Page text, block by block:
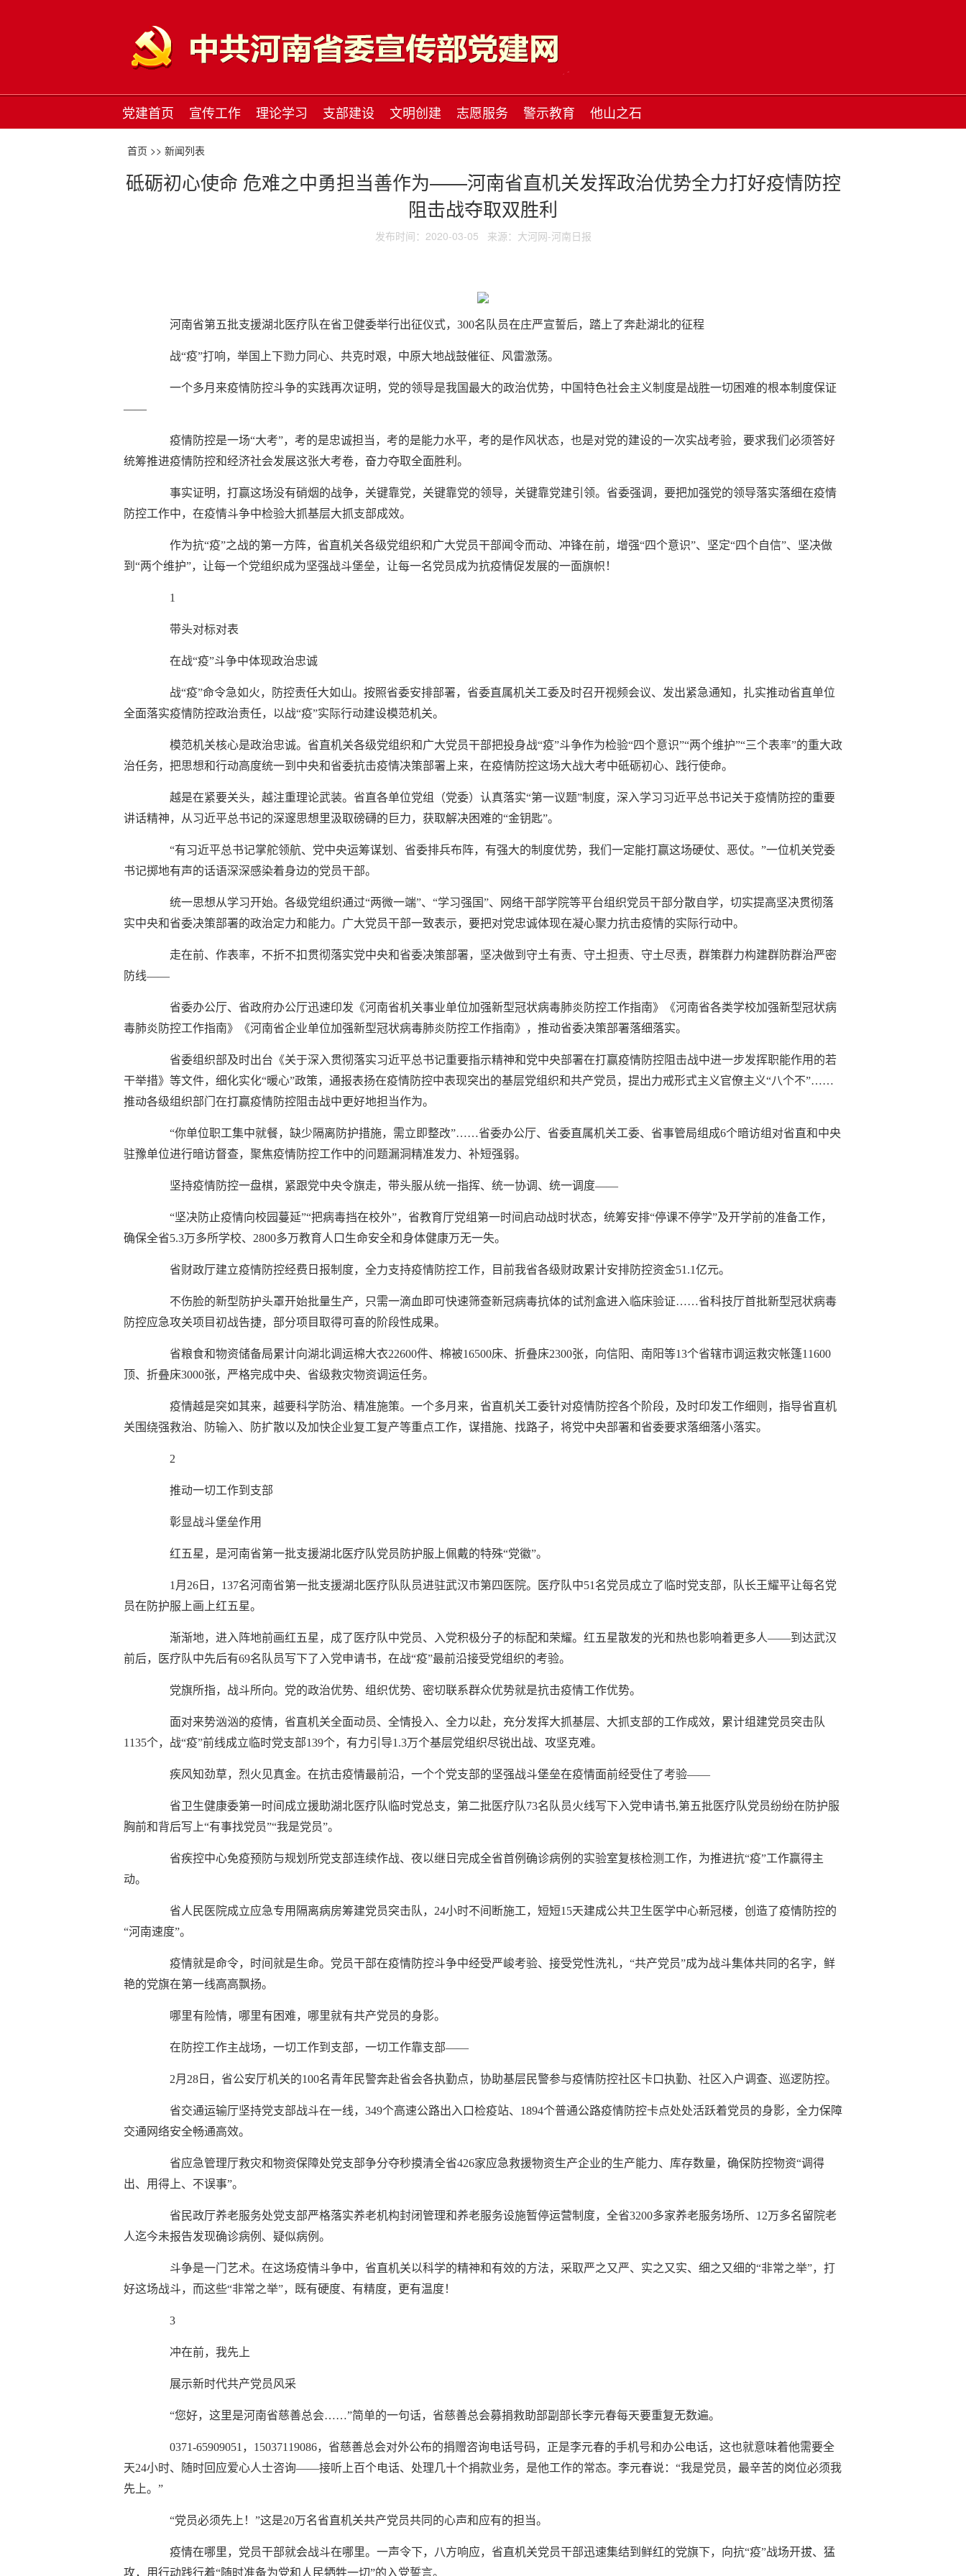
党建首页 宣传工作 理论学习 支部建设 文明创建 志愿服务 警示教育 他山之石
首页 >> 新闻列表
砥砺初心使命 危难之中勇担当善作为——河南省直机关发挥政治优势全力打好疫情防控
阻击战夺取双胜利
发布时间：2020-03-05 来源：大河网-河南日报
河南省第五批支援湖北医疗队在省卫健委举行出征仪式，300名队员在庄严宣誓后，踏上了奔赴湖北的征程
战“疫”打响，举国上下勠力同心、共克时艰，中原大地战鼓催征、风雷激荡。
一个多月来疫情防控斗争的实践再次证明，党的领导是我国最大的政治优势，中国特色社会主义制度是战胜一切困难的根本制度保证
——
疫情防控是一场“大考”，考的是忠诚担当，考的是能力水平，考的是作风状态，也是对党的建设的一次实战考验，要求我们必须答好
统筹推进疫情防控和经济社会发展这张大考卷，奋力夺取全面胜利。
事实证明，打赢这场没有硝烟的战争，关键靠党，关键靠党的领导，关键靠党建引领。省委强调，要把加强党的领导落实落细在疫情
防控工作中，在疫情斗争中检验大抓基层大抓支部成效。
作为抗“疫”之战的第一方阵，省直机关各级党组织和广大党员干部闻令而动、冲锋在前，增强“四个意识”、坚定“四个自信”、坚决做
到“两个维护”，让每一个党组织成为坚强战斗堡垒，让每一名党员成为抗疫情促发展的一面旗帜！
1
带头对标对表
在战“疫”斗争中体现政治忠诚
战“疫”命令急如火，防控责任大如山。按照省委安排部署，省委直属机关工委及时召开视频会议、发出紧急通知，扎实推动省直单位
全面落实疫情防控政治责任，以战“疫”实际行动建设模范机关。
模范机关核心是政治忠诚。省直机关各级党组织和广大党员干部把投身战“疫”斗争作为检验“四个意识”“两个维护”“三个表率”的重大政
治任务，把思想和行动高度统一到中央和省委抗击疫情决策部署上来，在疫情防控这场大战大考中砥砺初心、践行使命。
越是在紧要关头，越注重理论武装。省直各单位党组（党委）认真落实“第一议题”制度，深入学习习近平总书记关于疫情防控的重要
讲话精神，从习近平总书记的深邃思想里汲取磅礴的巨力，获取解决困难的“金钥匙”。
“有习近平总书记掌舵领航、党中央运筹谋划、省委排兵布阵，有强大的制度优势，我们一定能打赢这场硬仗、恶仗。”一位机关党委
书记掷地有声的话语深深感染着身边的党员干部。
统一思想从学习开始。各级党组织通过“两微一端”、“学习强国”、网络干部学院等平台组织党员干部分散自学，切实提高坚决贯彻落
实中央和省委决策部署的政治定力和能力。广大党员干部一致表示，要把对党忠诚体现在凝心聚力抗击疫情的实际行动中。
走在前、作表率，不折不扣贯彻落实党中央和省委决策部署，坚决做到守土有责、守土担责、守土尽责，群策群力构建群防群治严密
防线——
省委办公厅、省政府办公厅迅速印发《河南省机关事业单位加强新型冠状病毒肺炎防控工作指南》《河南省各类学校加强新型冠状病
毒肺炎防控工作指南》《河南省企业单位加强新型冠状病毒肺炎防控工作指南》，推动省委决策部署落细落实。
省委组织部及时出台《关于深入贯彻落实习近平总书记重要指示精神和党中央部署在打赢疫情防控阻击战中进一步发挥职能作用的若
干举措》等文件，细化实化“暖心”政策，通报表扬在疫情防控中表现突出的基层党组织和共产党员，提出力戒形式主义官僚主义“八个不”……
推动各级组织部门在打赢疫情防控阻击战中更好地担当作为。
“你单位职工集中就餐，缺少隔离防护措施，需立即整改”……省委办公厅、省委直属机关工委、省事管局组成6个暗访组对省直和中央
驻豫单位进行暗访督查，聚焦疫情防控工作中的问题漏洞精准发力、补短强弱。
坚持疫情防控一盘棋，紧跟党中央令旗走，带头服从统一指挥、统一协调、统一调度——
“坚决防止疫情向校园蔓延”“把病毒挡在校外”，省教育厅党组第一时间启动战时状态，统筹安排“停课不停学”及开学前的准备工作，
确保全省5.3万多所学校、2800多万教育人口生命安全和身体健康万无一失。
省财政厅建立疫情防控经费日报制度，全力支持疫情防控工作，目前我省各级财政累计安排防控资金51.1亿元。
不伤脸的新型防护头罩开始批量生产，只需一滴血即可快速筛查新冠病毒抗体的试剂盒进入临床验证……省科技厅首批新型冠状病毒
防控应急攻关项目初战告捷，部分项目取得可喜的阶段性成果。
省粮食和物资储备局累计向湖北调运棉大衣22600件、棉被16500床、折叠床2300张，向信阳、南阳等13个省辖市调运救灾帐篷11600
顶、折叠床3000张，严格完成中央、省级救灾物资调运任务。
疫情越是突如其来，越要科学防治、精准施策。一个多月来，省直机关工委针对疫情防控各个阶段，及时印发工作细则，指导省直机
关围绕强救治、防输入、防扩散以及加快企业复工复产等重点工作，谋措施、找路子，将党中央部署和省委要求落细落小落实。
2
推动一切工作到支部
彰显战斗堡垒作用
红五星，是河南省第一批支援湖北医疗队党员防护服上佩戴的特殊“党徽”。
1月26日，137名河南省第一批支援湖北医疗队队员进驻武汉市第四医院。医疗队中51名党员成立了临时党支部，队长王耀平让每名党
员在防护服上画上红五星。
渐渐地，进入阵地前画红五星，成了医疗队中党员、入党积极分子的标配和荣耀。红五星散发的光和热也影响着更多人——到达武汉
前后，医疗队中先后有69名队员写下了入党申请书，在战“疫”最前沿接受党组织的考验。
党旗所指，战斗所向。党的政治优势、组织优势、密切联系群众优势就是抗击疫情工作优势。
面对来势汹汹的疫情，省直机关全面动员、全情投入、全力以赴，充分发挥大抓基层、大抓支部的工作成效，累计组建党员突击队
1135个，战“疫”前线成立临时党支部139个，有力引导1.3万个基层党组织尽锐出战、攻坚克难。
疾风知劲草，烈火见真金。在抗击疫情最前沿，一个个党支部的坚强战斗堡垒在疫情面前经受住了考验——
省卫生健康委第一时间成立援助湖北医疗队临时党总支，第二批医疗队73名队员火线写下入党申请书,第五批医疗队党员纷纷在防护服
胸前和背后写上“有事找党员”“我是党员”。
省疾控中心免疫预防与规划所党支部连续作战、夜以继日完成全省首例确诊病例的实验室复核检测工作，为推进抗“疫”工作赢得主
动。
省人民医院成立应急专用隔离病房筹建党员突击队，24小时不间断施工，短短15天建成公共卫生医学中心新冠楼，创造了疫情防控的
“河南速度”。
疫情就是命令，时间就是生命。党员干部在疫情防控斗争中经受严峻考验、接受党性洗礼，“共产党员”成为战斗集体共同的名字，鲜
艳的党旗在第一线高高飘扬。
哪里有险情，哪里有困难，哪里就有共产党员的身影。
在防控工作主战场，一切工作到支部，一切工作靠支部——
2月28日，省公安厅机关的100名青年民警奔赴省会各执勤点，协助基层民警参与疫情防控社区卡口执勤、社区入户调查、巡逻防控。
省交通运输厅坚持党支部战斗在一线，349个高速公路出入口检疫站、1894个普通公路疫情防控卡点处处活跃着党员的身影，全力保障
交通网络安全畅通高效。
省应急管理厅救灾和物资保障处党支部争分夺秒摸清全省426家应急救援物资生产企业的生产能力、库存数量，确保防控物资“调得
出、用得上、不误事”。
省民政厅养老服务处党支部严格落实养老机构封闭管理和养老服务设施暂停运营制度，全省3200多家养老服务场所、12万多名留院老
人迄今未报告发现确诊病例、疑似病例。
斗争是一门艺术。在这场疫情斗争中，省直机关以科学的精神和有效的方法，采取严之又严、实之又实、细之又细的“非常之举”，打
好这场战斗，而这些“非常之举”，既有硬度、有精度，更有温度！
3
冲在前，我先上
展示新时代共产党员风采
“您好，这里是河南省慈善总会……”简单的一句话，省慈善总会募捐救助部副部长李元春每天要重复无数遍。
0371-65909051，15037119086，省慈善总会对外公布的捐赠咨询电话号码，正是李元春的手机号和办公电话，这也就意味着他需要全
天24小时、随时回应爱心人士咨询——接听上百个电话、处理几十个捐款业务，是他工作的常态。李元春说：“我是党员，最辛苦的岗位必须我
先上。”
“党员必须先上！”这是20万名省直机关共产党员共同的心声和应有的担当。
疫情在哪里，党员干部就会战斗在哪里。一声令下，八方响应，省直机关党员干部迅速集结到鲜红的党旗下，向抗“疫”战场开拔、猛
攻，用行动践行着“随时准备为党和人民牺牲一切”的入党誓言。